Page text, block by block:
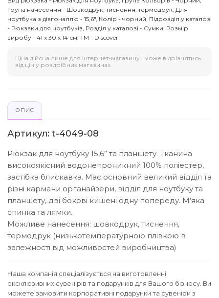
Група нанесення - Шовкодрук, тиснення, термодрук, Для
ноутбука з діагоналлю - 15,6", Колір - чорний, Підрозділ у каталозі
- Рюкзаки для ноутбуків, Розділ у каталозі - Сумки, Розмір
виробу - 41 х 30 х 14 см, ТМ - Discover
Ціна дійсна лише для інтернет-магазину і може відрізнятись
від цін у роздрібних магазинах.
ОПИС
Артикул: t-4049-08
Рюкзак для ноутбуку 15,6” та планшету. Тканина
високоякісний водонепроникний 100% поліестер,
застібка блискавка. Має основний великий відділ та
різні кармани органайзери, відділ для ноутбуку та
планшету, дві бокові кишені одну попереду. М’яка
спинка та лямки.
Можливе нанесення: шовкодрук, тиснення,
термодрук (низькотемпературною плівкою в
залежності від можливостей виробництва)
Наша компанія спеціалізується на виготовленні
ексклюзивних сувенірів та подарунків для Вашого бізнесу. Ви
можете замовити корпоративні подарунки та сувеніри з